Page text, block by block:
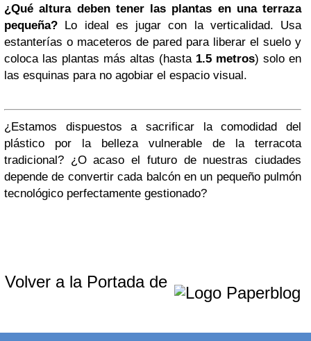
¿Qué altura deben tener las plantas en una terraza
pequeña? Lo ideal es jugar con la verticalidad. Usa
estanterías o maceteros de pared para liberar el suelo y
coloca las plantas más altas (hasta 1.5 metros) solo en
las esquinas para no agobiar el espacio visual.
¿Estamos dispuestos a sacrificar la comodidad del
plástico por la belleza vulnerable de la terracota
tradicional? ¿O acaso el futuro de nuestras ciudades
depende de convertir cada balcón en un pequeño pulmón
tecnológico perfectamente gestionado?
Volver a la Portada de